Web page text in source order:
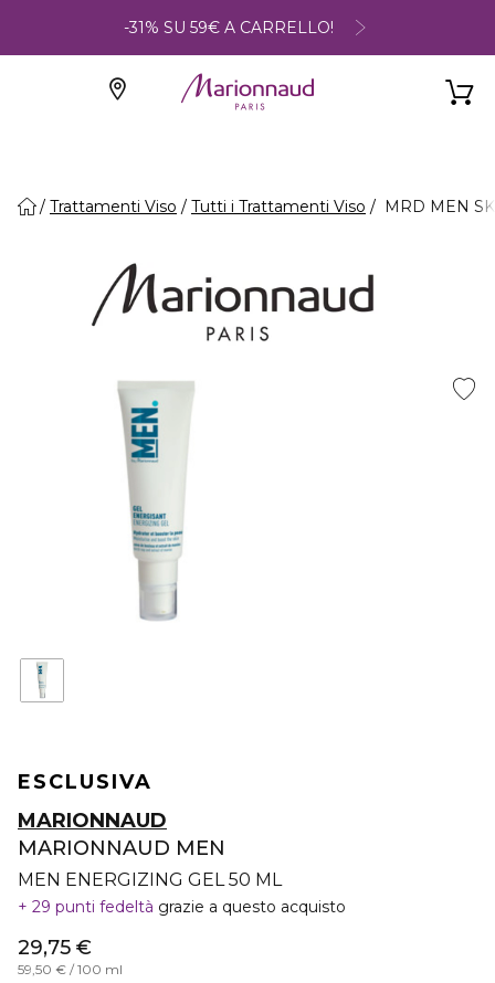
-31% SU 59€ A CARRELLO!
Trattamenti Viso Tutti i Trattamenti Viso MRD MEN
ESCLUSIVA
MARIONNAUD
MARIONNAUD MEN
MEN ENERGIZING GEL 50 ML
29 punti fedeltà grazie a questo acquisto
29,75 €
59,50 € / 100 ml